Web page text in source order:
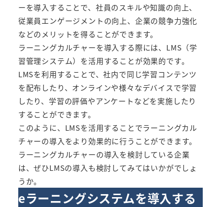
ーを導入することで、社員のスキルや知識の向上、
従業員エンゲージメントの向上、企業の競争力強化
などのメリットを得ることができます。
ラーニングカルチャーを導入する際には、LMS（学
習管理システム）を活用することが効果的です。
LMSを利用することで、社内で同じ学習コンテンツ
を配布したり、オンラインや様々なデバイスで学習
したり、学習の評価やアンケートなどを実施したり
することができます。
このように、LMSを活用することでラーニングカル
チャーの導入をより効果的に行うことができます。
ラーニングカルチャーの導入を検討している企業
は、ぜひLMSの導入も検討してみてはいかがでしょ
うか。
eラーニングシステムを導入する